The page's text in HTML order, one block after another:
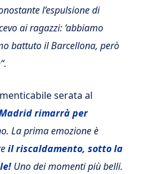
l’espulsione di
ai ragazzi: ‘abbiamo
battuto il Barcellona, però
“.
serata al
rimarrà per
La prima emozione è
il riscaldamento, sotto la
Uno dei momenti più belli.